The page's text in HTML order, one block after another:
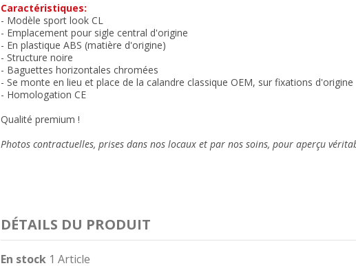
Caractéristiques:
- Modèle sport look CL
- Emplacement pour sigle central d'origine
- En plastique ABS (matière d'origine)
- Structure noire
- Baguettes horizontales chromées
- Se monte en lieu et place de la calandre classique OEM, sur fixations d'origine
- Homologation CE
Qualité premium !
Photos contractuelles, prises dans nos locaux etpar nos soins, pour aperçu
DÉTAILS DU PRODUIT
En stock 1 Article